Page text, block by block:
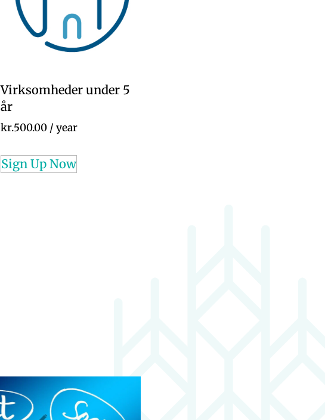
Virksomheder under 5
år
kr.500.00 / year
Sign Up Now